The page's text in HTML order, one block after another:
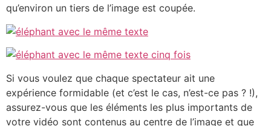
qu’environ un tiers de l’image est coupée.
Si vous voulez que chaque spectateur ait une
expérience formidable (et c’est le cas, n’est-ce pas ? !),
assurez-vous que les éléments les plus importants de
votre vidéo sont contenus au centre de l’image et que